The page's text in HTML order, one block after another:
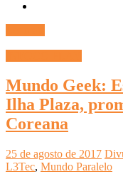
Mundo Geek:
Ilha Plaza,
Coreana
25 de agosto de 2017
L3Tec, Mundo Paralelo